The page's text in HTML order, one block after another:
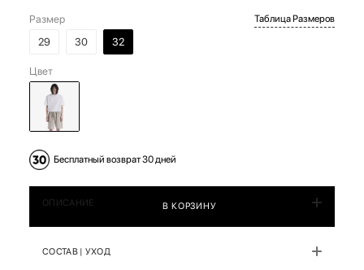
Размер
29
30 32
Таблица Размеров
Цвет
Бесплатный возврат 30 дней
В КОРЗИНУ
ОПИСАНИЕ
СОСТАВ | УХОД